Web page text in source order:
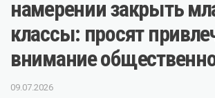
намерении закрыть
классы: просят
внимание
09.07.2026